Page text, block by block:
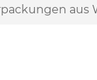
aus